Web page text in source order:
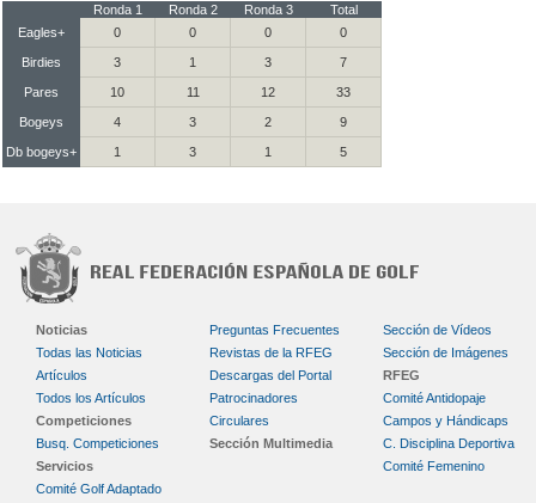
Ronda 1 Ronda 2 Ronda 3
Total
Eagles+
0 0 0 0
Birdies 3 1 3 7
Pares 10 11 12 33
Bogeys 4 3 2 9
Db bogeys+ 1 3 1 5
Noticias
Todas las Noticias
Artículos
Todos los Artículos
Competiciones
Busq. Competiciones
Servicios
Preguntas Frecuentes
Revistas de la RFEG
Descargas del Portal
Patrocinadores
Circulares
Sección Multimedia
Sección de Vídeos
Sección de Imágenes
RFEG
Comité Antidopaje
Campos y Hándicaps
C. Disciplina Deportiva
Comité Femenino
Comité Golf Adaptado